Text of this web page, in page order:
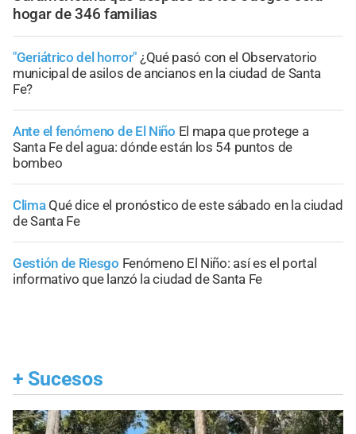
hogar de 346 familias
"Geriátrico del horror" ¿Qué pasó con el Observatorio
municipal de asilos de ancianos en la ciudad de Santa
Fe?
Ante el fenómeno de El Niño El mapa que protege a
Santa Fe del agua: dónde están los 54 puntos de
bombeo
Clima Qué dice el pronóstico de este sábado en la ciudad
de Santa Fe
Gestión de Riesgo Fenómeno El Niño: así es el portal
informativo que lanzó la ciudad de Santa Fe
+ Sucesos